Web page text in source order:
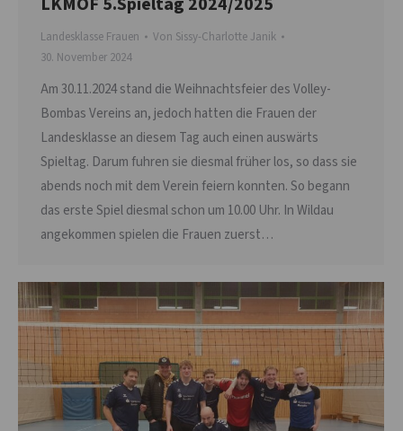
Landesklasse Frauen Von Sissy-Charlotte Janik
30. November 2024
Am 30.11.2024 stand die Weihnachtsfeier des Volley-
Bombas Vereins an, jedoch hatten die Frauen der
Landesklasse an diesem Tag auch einen auswärts
Spieltag. Darum fuhren sie diesmal früher los, so dass sie
abends noch mit dem Verein feiern konnten. So begann
das erste Spiel diesmal schon um 10.00 Uhr. In Wildau
angekommen spielen die Frauen zuerst…